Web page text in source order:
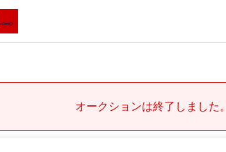
オークションは終了しました。